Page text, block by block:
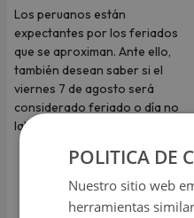
Los peruanos están
expectantes por los feriados
que se aproximan. Ante ello,
también desean saber si el
viernes 7 de agosto será
considerado feriado o día no
laborable.
POLITICA DE
Nuestro sitio web
herramientas